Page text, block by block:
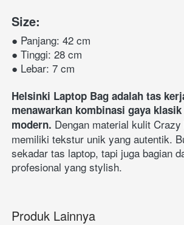
Size:
● Panjang: 42 cm
● Tinggi: 28 cm
● Lebar: 7 cm
Helsinki Laptop Bag adalah tas
menawarkan kombinasi gaya
modern. Dengan material kulit
memiliki tekstur unik yang autentik.
sekadar tas laptop, tapi juga bagian
profesional yang stylish.
Produk Lainnya